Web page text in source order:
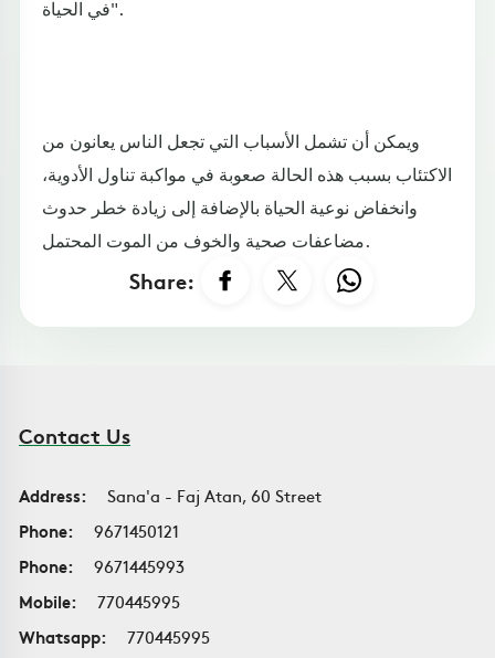
في الحياة".
ويمكن أن تشمل الأسباب التي تجعل الناس يعانون من
الاكتئاب بسبب هذه الحالة صعوبة في مواكبة تناول الأدوية،
وانخفاض نوعية الحياة بالإضافة إلى زيادة خطر حدوث
مضاعفات صحية والخوف من الموت المحتمل.
Share:
Contact Us
Address:
Sana'a - Faj Atan, 60 Street
Phone:
9671450121
Phone:
9671445993
Mobile:
770445995
Whatsapp:
770445995